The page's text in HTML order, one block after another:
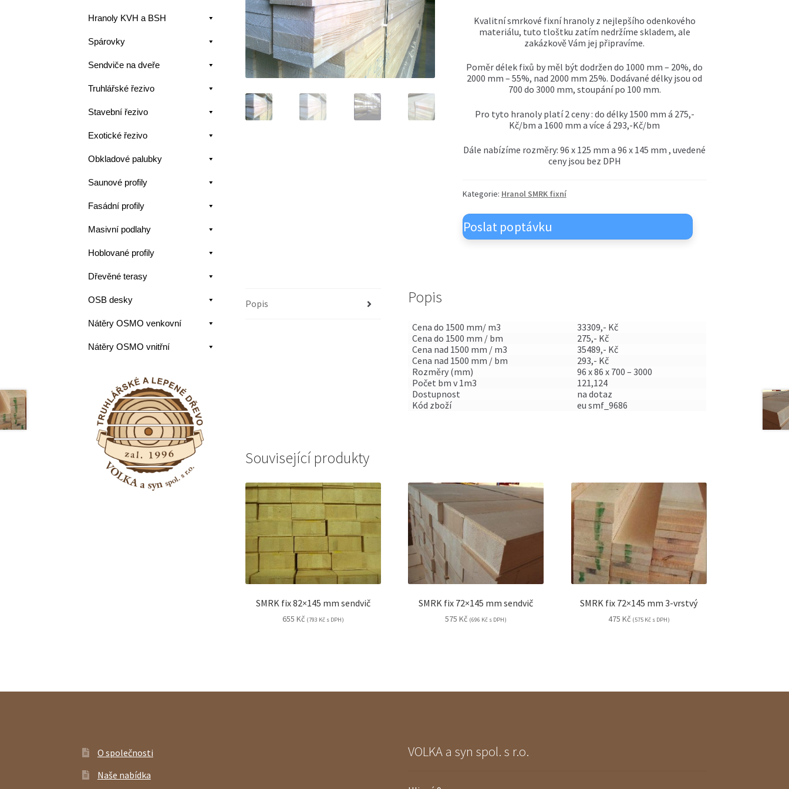
Kvalitní smrkové fixní hranoly z nejlepšího odenkového
materiálu, tuto tloštku zatím nedržíme skladem, ale
zakázkově Vám jej připravíme.
Poměr délek fixů by měl být dodržen do 1000 mm – 20%, do
2000 mm – 55%, nad 2000 mm 25%. Dodávané délky jsou od
700 do 3000 mm, stoupání po 100 mm.
Pro tyto hranoly platí 2 ceny : do délky 1500 mm á 275,-
Kč/bm a 1600 mm a více á 293,-Kč/bm
Dále nabízíme rozměry: 96 x 125 mm a 96 x 145 mm , uvedené
ceny jsou bez DPH
Kategorie: Hranol SMRK fixní
Popis Popis
Cena do 1500 mm/ m3
33309,- Kč
Cena do 1500 mm / bm
275,- Kč
Cena nad 1500 mm / m3
35489,- Kč
Cena nad 1500 mm / bm
293,- Kč
Rozměry (mm)
96 x 86 x 700 – 3000
Počet bm v 1m3
121,124
Dostupnost
na dotaz
Kód zboží
eu smf_9686
Související produkty
SMRK fix 82×145 mm sendvič
655 Kč (793 Kčs DPH)
SMRK fix 72×145 mm sendvič
575Kč (696 Kč s DPH)
SMRK fix 72×145 mm 3-vrstvý
475 Kč (575 Kčs DPH)
Hranoly KVH a BSH
Spárovky
Sendviče na dveře
Truhlářské řezivo
Stavební řezivo
Exotické řezivo
Obkladové palubky
Saunové profily
Fasádní profily
Masivní podlahy
Hoblované profily
Dřevěné terasy
OSB desky
Nátěry OSMO venkovní
Nátěry OSMO vnitřní
O společnosti
Naše nabídka
VOLKA a syn spol. s r.o.